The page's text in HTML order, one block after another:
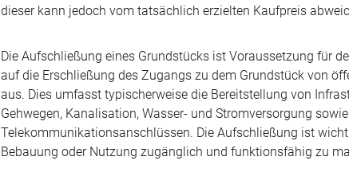
dieser kann jedoch vom tatsächlich erzielten Kaufpreis
Die Aufschließung eines Grundstücks ist Voraussetzung für
auf die Erschließung des Zugangs zu dem Grundstück von
aus. Dies umfasst typischerweise die Bereitstellung von
Gehwegen, Kanalisation, Wasser- und Stromversorgung
Telekommunikationsanschlüssen. Die Aufschließung ist
Bebauung oder Nutzung zugänglich und funktionsfähig zu